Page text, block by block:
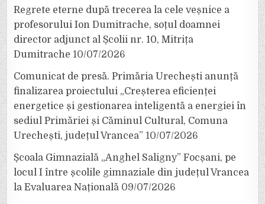
Regrete eterne după trecerea la cele veșnice a
profesorului Ion Dumitrache, soțul doamnei
director adjunct al Școlii nr. 10, Mitrița
Dumitrache 10/07/2026
Comunicat de presă. Primăria Urechești anunță
finalizarea proiectului „Creșterea eficienței
energetice și gestionarea inteligentă a energiei în
sediul Primăriei și Căminul Cultural, Comuna
Urechești, județul Vrancea” 10/07/2026
Școala Gimnazială „Anghel Saligny” Focșani, pe
locul I între școlile gimnaziale din județul Vrancea
la Evaluarea Națională 09/07/2026